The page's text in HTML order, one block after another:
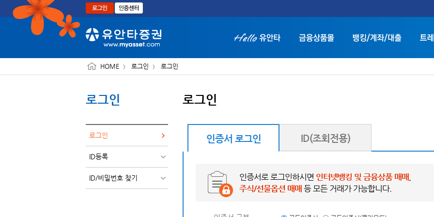
본문으로 바로가기
HOME 로그인 로그인
로그인
로그인
ID등록
ID/비밀번호 찾기
로그인
인증서 로그인 ID(조회전용)
인증서로 로그인하시면 인터넷뱅킹 및 금융상품 매매,
주식/선물옵션 매매 등 모든 거래가 가능합니다.